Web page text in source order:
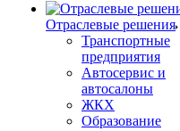
Отраслевые решения
Транспортные
предприятия
Автосервис и
автосалоны
ЖКХ
Образование